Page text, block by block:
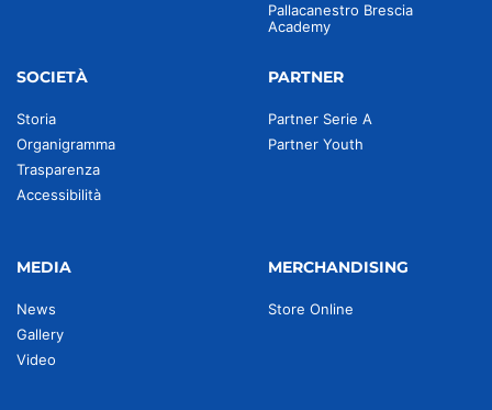
Pallacanestro Brescia
Academy
SOCIETÀ
Storia
Organigramma
Trasparenza
Accessibilità
PARTNER
Partner Serie A
Partner Youth
MEDIA
News
Gallery
Video
MERCHANDISING
Store Online